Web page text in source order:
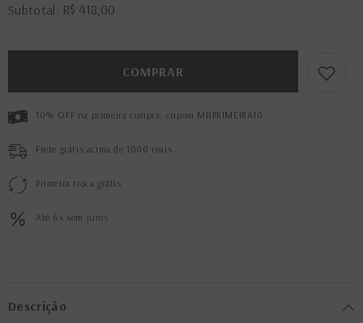
de
Olio
de
Olio
Subtotal: R$ 418,00
COMPRAR
10% OFF na primeira compra, cupom MBPRIMEIRA10
Frete grátis acima de 1000 reais
Primeira troca grátis
Até 6x sem juros
Descrição